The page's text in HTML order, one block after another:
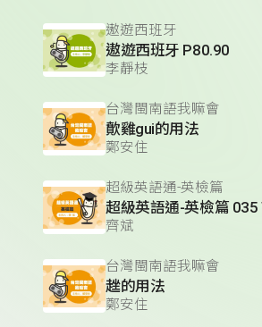
遨遊西班牙
遨遊西班牙 P80.90
李靜枝
台灣閩南語我嘛會
歕雞gui的用法
鄭安住
超級英語通-英檢篇
齊斌
台灣閩南語我嘛會
趖的用法
鄭安住